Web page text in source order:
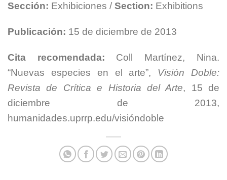
Sección: Exhibiciones / Section: Exhibitions
Publicación: 15 de diciembre de 2013
Cita recomendada:
Coll Martínez, Nina.
“Nuevas especies en el arte”, Visión Doble:
Revista de Crítica e Historia del Arte, 15 de
diciembre de 2013,
humanidades.uprrp.edu/visióndoble